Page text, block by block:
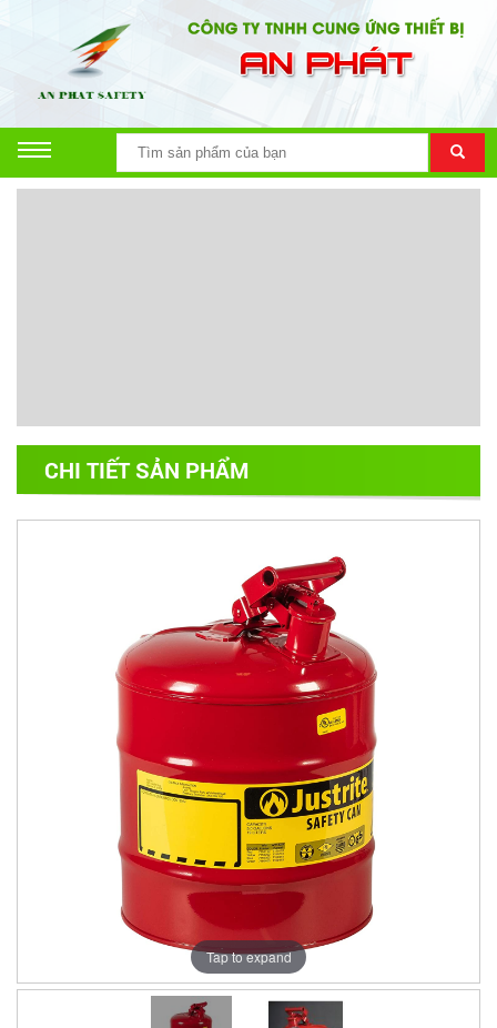
CHI TIẾT SẢN PHẨM
Tap to expand